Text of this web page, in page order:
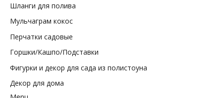
Шланги для полива
Мульчаграм кокос
Перчатки садовые
Горшки/Кашпо/Подставки
Фигурки и декор для сада из полистоуна
Декор для дома